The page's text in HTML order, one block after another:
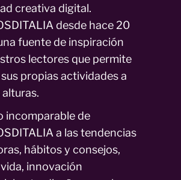
creativa digital.
desde hace 20
fuente de inspiración
lectores que permite
propias actividades a
incomparable de
a las tendencias
hábitos y consejos,
innovación